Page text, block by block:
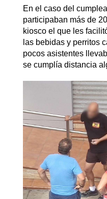
En el caso del
participaban más de
kiosco el que les
las bebidas y perritos
pocos asistentes
se cumplía distancia